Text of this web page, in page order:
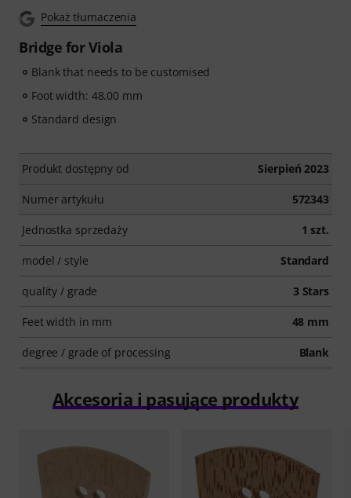
Pokaż tłumaczenia
Bridge for Viola
Blank that needs to be customised
Foot width: 48.00 mm
Standard design
Produkt dostępny od Sierpień 2023
Numer artykułu 572343
Jednostka sprzedaży 1 szt.
model / style Standard
quality / grade 3 Stars
Feet width in mm 48 mm
degree / grade of processing Blank
Akcesoria i pasujące produkty